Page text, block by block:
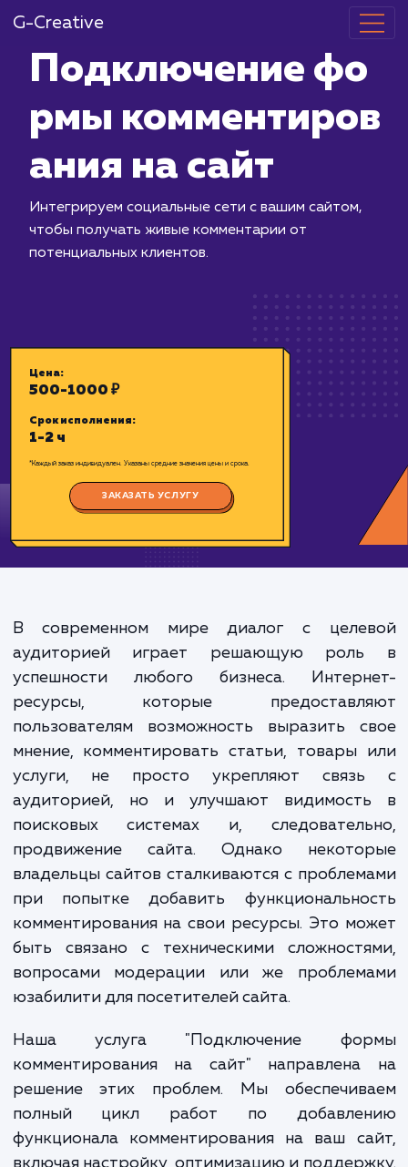
G-Creative
рмы
ания на сайт
потенциальных клиентов.
500-1000 ₽
В современном мире диалог с
аудиторией играет решающую
успешности любого бизнеса.
ресурсы, которые
пользователям возможность выразить
мнение, комментировать статьи, товары
услуги, не просто укрепляют
аудиторией, но и улучшают
поисковых системах и,
продвижение сайта. Однако
владельцы сайтов сталкиваются с
при попытке добавить
быть связано с техническими
вопросами модерации или же
юзабилити для посетителей сайта.
Наша услуга "Подключение